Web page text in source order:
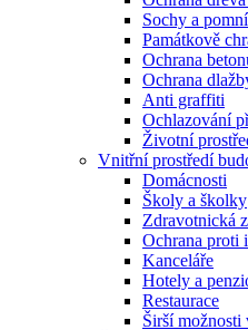
Sochy a
Památkově
Ochrana
Ochrana
Anti graffiti
Ochlazování
Životní
Vnitřní prostředí
Domácnosti
Školy a školky
Zdravotnická
Ochrana proti
Kanceláře
Hotely a
Restaurace
Širší